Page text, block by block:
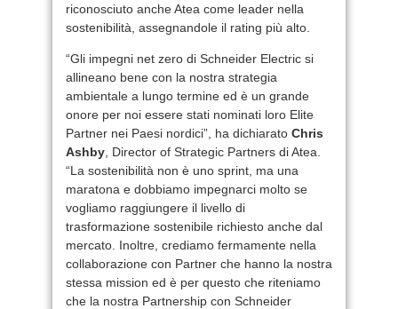
riconosciuto anche Atea come leader nella
sostenibilità, assegnandole il rating più alto.
“Gli impegni net zero di Schneider Electric si
allineano bene con la nostra strategia
ambientale a lungo termine ed è un grande
onore per noi essere stati nominati loro Elite
Partner nei Paesi nordici”, ha dichiarato Chris
Ashby , Director of Strategic Partners di Atea.
“La sostenibilità non è uno sprint, ma una
maratona e dobbiamo impegnarci molto se
vogliamo raggiungere il livello di
trasformazione sostenibile richiesto anche dal
mercato. Inoltre, crediamo fermamente nella
collaborazione con Partner che hanno la nostra
stessa mission ed è per questo che riteniamo
che la nostra Partnership con Schneider